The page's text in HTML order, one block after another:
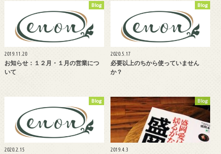
Blog
2019.11.20
お知らせ：１２月・１月の営業につ
いて
Blog
2020.5.17
必要以上のちから使っていません
か？
Blog
2020.2.15
Blog
2019.4.3